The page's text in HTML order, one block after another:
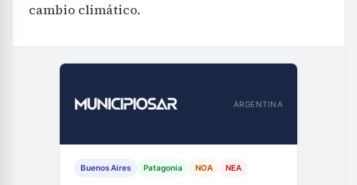
cambio climático.
ARGENTINA
Buenos Aires Patagonia NOA NEA